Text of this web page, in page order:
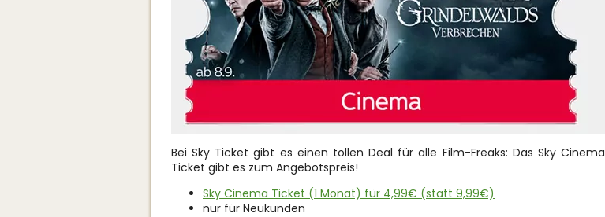
Bei Sky Ticket gibt es einen tollen Deal für alle Film-Freaks: Das Sky Cinema
Ticket gibt es zum Angebotspreis!
Sky Cinema Ticket (1 Monat) für 4,99€ (statt 9,99€)
nur für Neukunden